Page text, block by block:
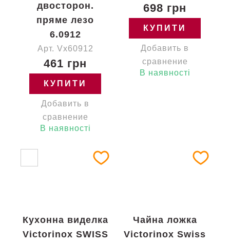
двосторон.
пряме лезо
6.0912
Арт. Vx60912
461 грн
КУПИТИ
Добавить в
сравнение
В наявності
698 грн
КУПИТИ
Добавить в
сравнение
В наявності
Кухонна виделка
Victorinox SWISS
Чайна ложка
Victorinox Swiss